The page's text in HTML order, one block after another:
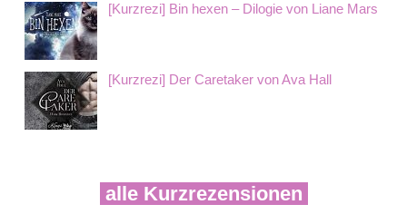
[Kurzrezi] Bin hexen – Dilogie von Liane Mars
[Kurzrezi] Der Caretaker von Ava Hall
alle Kurzrezensionen